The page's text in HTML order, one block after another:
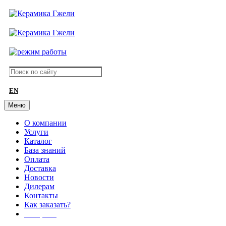
EN
Меню
О компании
Услуги
Каталог
База знаний
Оплата
Доставка
Новости
Дилерам
Контакты
Как заказать?